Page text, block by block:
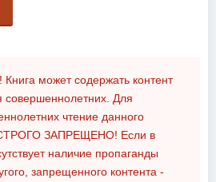
может содержать контент
совершеннолетних. Для
чтение данного
ЗАПРЕЩЕНО! Если в
наличие пропаганды
запрещенного контента -